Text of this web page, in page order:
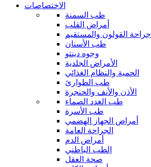
الاختصاصات
طب السمنة
أمراض القلب
جراحة القولون والمستقيم
طب الأسنان
وجوه دينتو
الأمراض الجلدية
الحمية والنظام الغذائي
طب الطوارئ
الأذن والأنف والحنجرة
طب الغدد الصماء
طب الأسرة
أمراض الجهاز الهضمي
الجراحة العامة
أمراض الدم
الطب الباطني
صحة العقل